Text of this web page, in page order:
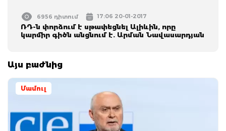
6956 դիտում 17:06 20-01-2017
ՌԴ-ն փորձում է սթափեցնել Ալիևին, որը
կարմիր գիծն անցնում է. Արման Նավասարդյան
Այս բաժնից
Մամուլ